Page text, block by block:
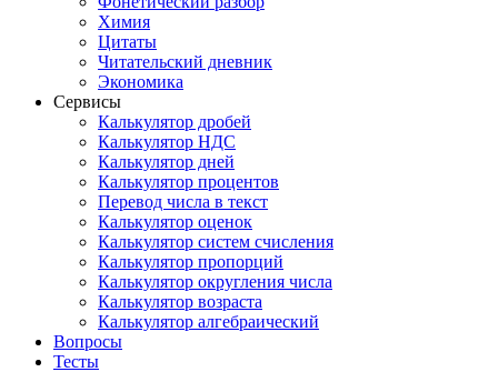
Химия
Цитаты
Читательский дневник
Экономика
Сервисы
Калькулятор дробей
Калькулятор НДС
Калькулятор дней
Калькулятор процентов
Перевод числа в текст
Калькулятор оценок
Калькулятор систем счисления
Калькулятор пропорций
Калькулятор округления числа
Калькулятор возраста
Калькулятор алгебраический
Вопросы
Тесты